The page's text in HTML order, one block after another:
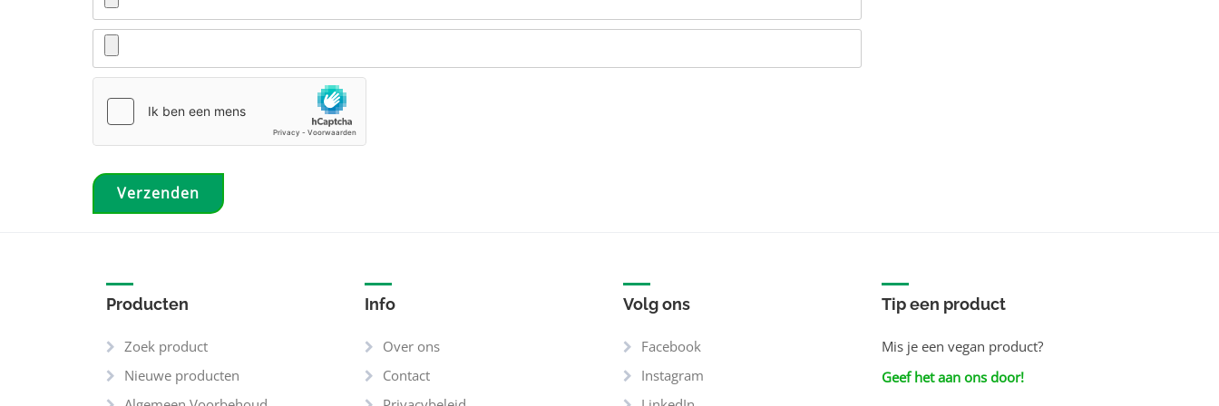
Producten
Zoek product
Nieuwe producten
Info
Over ons
Contact
Volg ons
Facebook
Instagram
Tip een product
Mis je een vegan product?
Geef het aan ons door!